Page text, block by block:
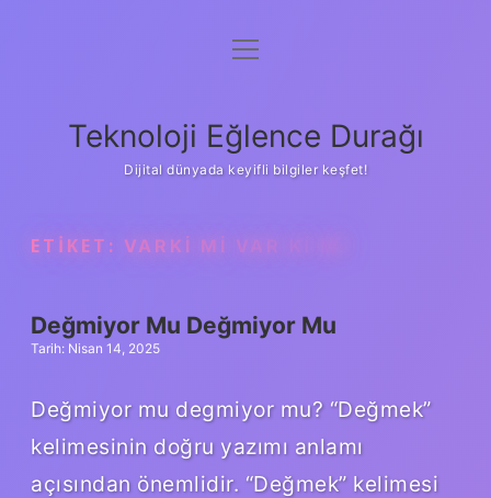
Anasayfa
Yasal Uyarı
menüyü
Teknoloji Eğlence Durağı
Dijital dünyada keyifli bilgiler keşfet!
ETIKET: VARKI MI VAR KI MI
Değmiyor Mu Değmiyor Mu
Tarih: Nisan 14, 2025
Değmiyor mu degmiyor mu? “Değmek”
kelimesinin doğru yazımı anlamı
açısından önemlidir. “Değmek” kelimesi